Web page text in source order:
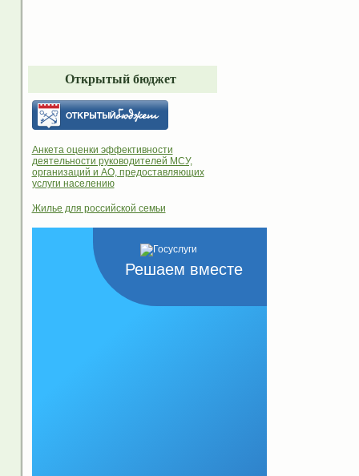
Открытый бюджет
Анкета оценки эффективности
деятельности руководителей МСУ,
организаций и АО, предоставляющих
услуги населению
Жилье для российской семьи
Решаем вместе